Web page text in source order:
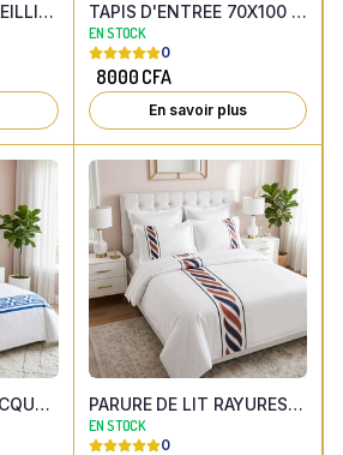
COUSSIN 45X45 TREILLIS ASSORTI COULEUR TAPIS D'ENTREE 70X100 ASSORTI MODELE
EN STOCK
0
8000 CFA
En savoir plus
PARURE DE LIT GRECQUES ROYALE 6PIECES :HOUSSE DE COUETTE 220X240 + DRAP PLAT 250X270 ET 4 TAIES D'OREILLER PARURE DE LIT RAYURES TRICOLORES 6PIECES :HOUSSE DE COUETTE 220X240 + DRAP PLAT 250X270 ET 4 TAIES D'OREILLER
EN STOCK
0